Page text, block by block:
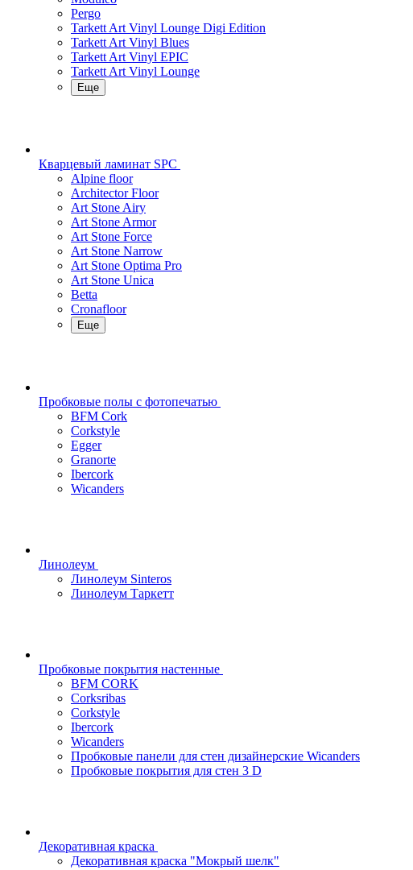
Pergo
Tarkett Art Vinyl Lounge Digi Edition
Tarkett Art Vinyl Blues
Tarkett Art Vinyl EPIC
Tarkett Art Vinyl Lounge
Еще
Кварцевый ламинат SPC
Alpine floor
Architector Floor
Art Stone Airy
Art Stone Armor
Art Stone Force
Art Stone Narrow
Art Stone Optima Pro
Art Stone Unica
Betta
Cronafloor
Еще
Пробковые полы с фотопечатью
BFM Cork
Corkstyle
Egger
Granorte
Ibercork
Wicanders
Линолеум
Линолеум Sinteros
Линолеум Таркетт
Пробковые покрытия настенные
BFM CORK
Corksribas
Corkstyle
Ibercork
Wicanders
Пробковые панели для стен дизайнерские Wicanders
Пробковые покрытия для стен 3 D
Декоративная краска
Декоративная краска "Мокрый шелк"